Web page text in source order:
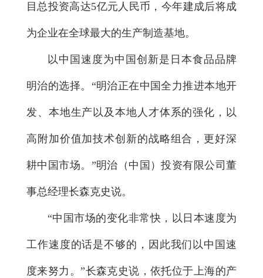
目总投资高达5亿元人民币，今年建成后将成
为企业在全球最大的生产制造基地。
以中国速度为中国创新是日本食品品牌
明治的选择。“明治正在中国全力推进本地开
发、本地生产以及本地人才体系的强化，以
高附加价值加技术创新的战略组合，更好深
耕中国市场。”明治（中国）投资有限公司董
事总经理长森克史说。
“中国市场的变化非常快，以日本速度为
工作速度的话是不够的，因此我们以中国速
度来努力。”长森克史说，依托位于上海的产